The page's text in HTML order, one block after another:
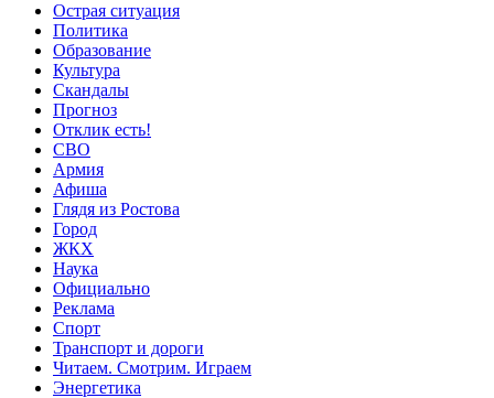
Острая ситуация
Политика
Образование
Культура
Скандалы
Прогноз
Отклик есть!
СВО
Армия
Афиша
Глядя из Ростова
Город
ЖКХ
Наука
Официально
Реклама
Спорт
Транспорт и дороги
Читаем. Смотрим. Играем
Энергетика